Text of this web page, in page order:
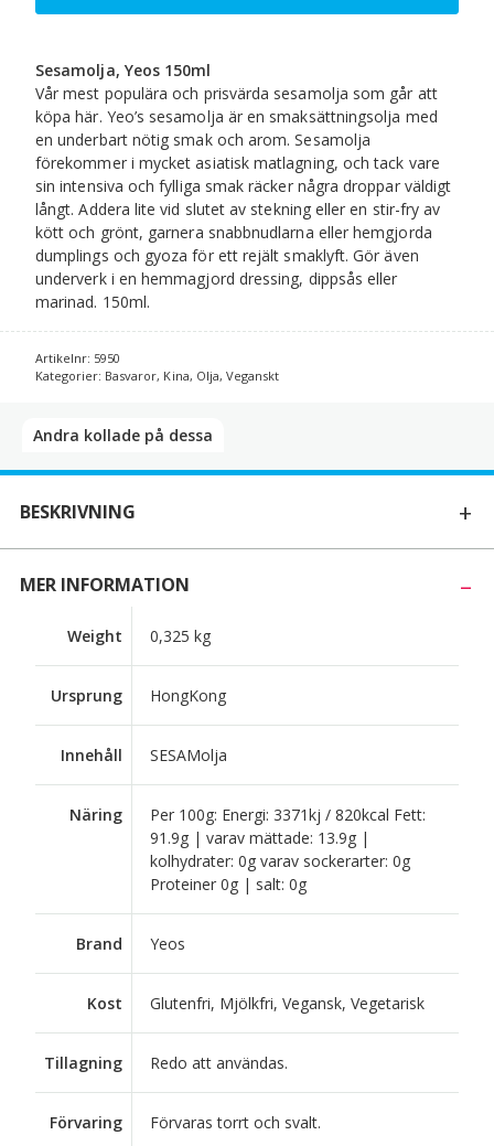
Sesamolja, Yeos 150ml
Vår mest populära och prisvärda sesamolja som går att
köpa här. Yeo’s sesamolja är en smaksättningsolja med
en underbart nötig smak och arom. Sesamolja
förekommer i mycket asiatisk matlagning, och tack vare
sin intensiva och fylliga smak räcker några droppar väldigt
långt. Addera lite vid slutet av stekning eller en stir-fry av
kött och grönt, garnera snabbnudlarna eller hemgjorda
dumplings och gyoza för ett rejält smaklyft. Gör även
underverk i en hemmagjord dressing, dippsås eller
marinad. 150ml.
Artikelnr: 5950
Kategorier: Basvaror, Kina, Olja, Veganskt
Andra kollade på dessa​
BESKRIVNING
MER INFORMATION
Weight 0,325 kg
Ursprung HongKong
Innehåll SESAMolja
Näring
Per 100g: Energi: 3371kj / 820kcal Fett:
91.9g | varav mättade: 13.9g |
kolhydrater: 0g varav sockerarter: 0g
Proteiner 0g | salt: 0g
Brand Yeos
Kost Glutenfri, Mjölkfri, Vegansk, Vegetarisk
Tillagning Redo att användas.
Förvaring Förvaras torrt och svalt.